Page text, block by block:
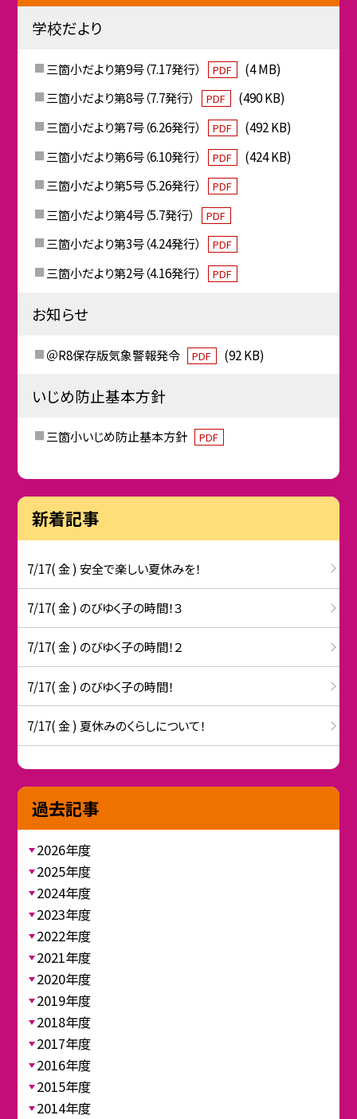
学校だより
三箇小だより第9号（7.17発行） PDF
(4 MB)
三箇小だより第8号（7.7発行）
PDF
(490 KB)
三箇小だより第7号（6.26発行）
PDF
(492 KB)
三箇小だより第6号（6.10発行）
PDF
(424 KB)
三箇小だより第5号（5.26発行）
PDF
三箇小だより第4号（5.7発行） PDF
三箇小だより第3号（4.24発行） PDF
三箇小だより第2号（4.16発行） PDF
お知らせ
＠R8保存版気象警報発令 PDF (92 KB)
いじめ防止基本方針
三箇小いじめ防止基本方針 PDF
新着記事
7/17( 金 ) 安全で楽しい夏休みを！
7/17( 金 ) のびゆく子の時間！３
7/17( 金 ) のびゆく子の時間！２
7/17( 金 ) のびゆく子の時間！
7/17( 金 ) 夏休みのくらしについて！
過去記事
2026年度
2025年度
2024年度
2023年度
2022年度
2021年度
2020年度
2019年度
2018年度
2017年度
2016年度
2015年度
2014年度